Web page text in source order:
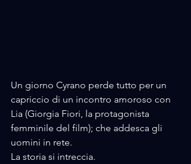
Un giorno Cyrano perde tutto per un
capriccio di un incontro amoroso con
Lia (Giorgia Fiori, la protagonista
femminile del film); che addesca gli
uomini in rete.
La storia si intreccia.